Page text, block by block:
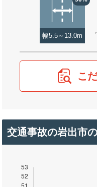
幅5.5～13.0m
こ
交通事故の岩出市